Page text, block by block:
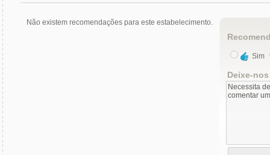
Não existem recomendações para este estabelecimento.
Sim
Deixe-